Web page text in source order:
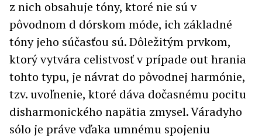
z nich obsahuje tóny, ktoré nie sú v
pôvodnom d dórskom móde, ich základné
tóny jeho súčasťou sú. Dôležitým prvkom,
ktorý vytvára celistvosť v prípade out hrania
tohto typu, je návrat do pôvodnej harmónie,
tzv. uvoľnenie, ktoré dáva dočasnému pocitu
disharmonického napätia zmysel. Váradyho
sólo je práve vďaka umnému spojeniu